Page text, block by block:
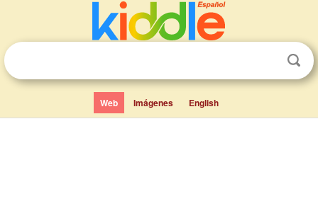
Web Imágenes English